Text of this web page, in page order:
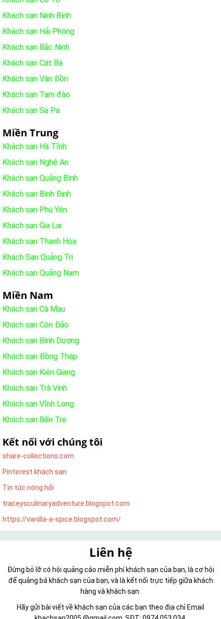
Khách sạn Ninh Bình
Khách sạn Hải Phòng
Khách sạn Bắc Ninh
Khách sạn Cát Bà
Khách sạn Vân Đồn
Khách sạn Tam đào
Khách sạn Sa Pa
Miền Trung
Khách sạn Hà Tĩnh
Khách sạn Nghệ An
Khách sạn Quảng Bình
Khách sạn Bình Định
Khách sạn Phú Yên
Khách sạn Gia Lai
Khách sạn Thanh Hóa
Khách Sạn Quảng Trị
Khách sạn Quảng Nam
Miền Nam
Khách sạn Cà Mau
Khách sạn Côn Đảo
Khách sạn Bình Dương
Khách sạn Đồng Tháp
Khách sạn Kiên Giang
Khách sạn Trà Vinh
Khách sạn Vĩnh Long
Khách sạn Bến Tre
Kết nối với chúng tôi
share-collections.com
Pinterest khách sạn
Tin tức nóng hổi
traceysculinaryadventure.blogspot.com
https://vanilla-a-spice.blogspot.com/
Liên hệ
Đừng bỏ lỡ có hội quảng cáo miễn phí khách sạn của bạn, là cơ hội
để quảng bá khách sạn của bạn, và là kết nối trực tiếp giữa khách
hàng và khách sạn.
Hãy gửi bài viết về khách sạn của các bạn theo địa chỉ Email